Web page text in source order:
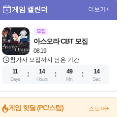
게임 캘린더 더보기+
모집
08.19
아스오라 CBT 모집
참가자 모집까지 남은 기간
11
Days
14
Hours
49
Min
14
Sec
게임 핫딜 (PC/스팀) 스토어+